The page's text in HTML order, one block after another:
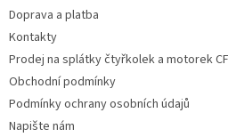
Doprava a platba
Kontakty
Prodej na splátky čtyřkolek a motorek
Obchodní podmínky
Podmínky ochrany osobních údajů
Napište nám